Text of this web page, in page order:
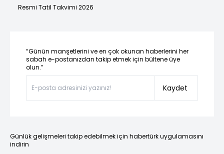
Resmi Tatil Takvimi 2026
“Günün manşetlerini ve en çok okunan haberlerini her
sabah e-postanızdan takip etmek için bültene üye
olun.”
Kaydet
Günlük gelişmeleri takip edebilmek için habertürk uygulamasını
indirin